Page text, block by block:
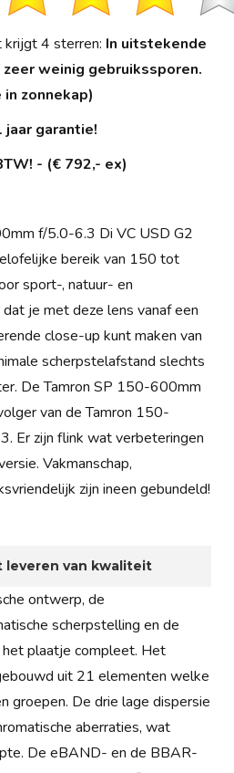
krijgt 4 sterren: In uitstekende
weinig gebruikssporen.
zonnekap)
jaar garantie!
- (€ 792,- ex)
f/5.0-6.3 Di VC USD G2
bereik van 150 tot
sport-, natuur- en
je met deze lens vanaf een
close-up kunt maken van
scherpstelafstand slechts
De Tamron SP 150-600mm
van de Tamron 150-
Er zijn flink wat verbeteringen
Vakmanschap,
zijn ineen gebundeld!
leveren van kwaliteit
ontwerp, de
scherpstelling en de
plaatje compleet. Het
uit 21 elementen welke
groepen. De drie lage dispersie
aberraties, wat
De eBAND- en de BBAR-